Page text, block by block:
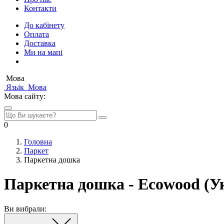
Контакти
До кабінету
Оплата
Доставка
Ми на мапі
Мова
Язьік Мова
Мова сайту:
0
Головна
Паркет
Паркетна дошка
Паркетна дошка - Ecowood
Ви вибрали: